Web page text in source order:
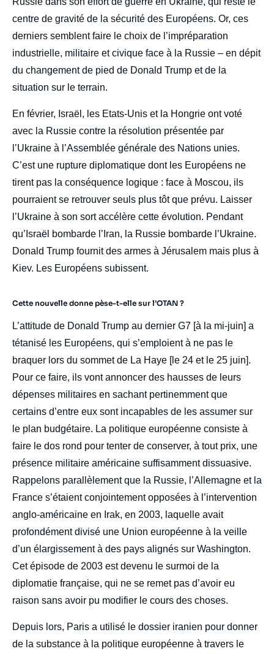
centre de gravité de la sécurité des Européens. Or, ces
derniers semblent faire le choix de l’impréparation
industrielle, militaire et civique face à la Russie – en dépit
du changement de pied de Donald Trump et de la
situation sur le terrain.
En février, Israël, les Etats-Unis et la Hongrie ont voté
avec la Russie contre la résolution présentée par
l’Ukraine à l’Assemblée générale des Nations unies.
C’est une rupture diplomatique dont les Européens ne
tirent pas la conséquence logique : face à Moscou, ils
pourraient se retrouver seuls plus tôt que prévu. Laisser
l’Ukraine à son sort accélère cette évolution. Pendant
qu’Israël bombarde l’Iran, la Russie bombarde l’Ukraine.
Donald Trump fournit des armes à Jérusalem mais plus à
Kiev. Les Européens subissent.
Cette nouvelle donne pèse-t-elle sur l’OTAN ?
L’attitude de Donald Trump au dernier G7 [à la mi-juin] a
tétanisé les Européens, qui s’emploient à ne pas le
braquer lors du sommet de La Haye [le 24 et le 25 juin].
Pour ce faire, ils vont annoncer des hausses de leurs
dépenses militaires en sachant pertinemment que
certains d’entre eux sont incapables de les assumer sur
le plan budgétaire. La politique européenne consiste à
faire le dos rond pour tenter de conserver, à tout prix, une
présence militaire américaine suffisamment dissuasive.
Rappelons parallèlement que la Russie, l’Allemagne et la
France s’étaient conjointement opposées à l’intervention
anglo-américaine en Irak, en 2003, laquelle avait
profondément divisé une Union européenne à la veille
d’un élargissement à des pays alignés sur Washington.
Cet épisode de 2003 est devenu le surmoi de la
diplomatie française, qui ne se remet pas d’avoir eu
raison sans avoir pu modifier le cours des choses.
Depuis lors, Paris a utilisé le dossier iranien pour donner
de la substance à la politique européenne à travers le